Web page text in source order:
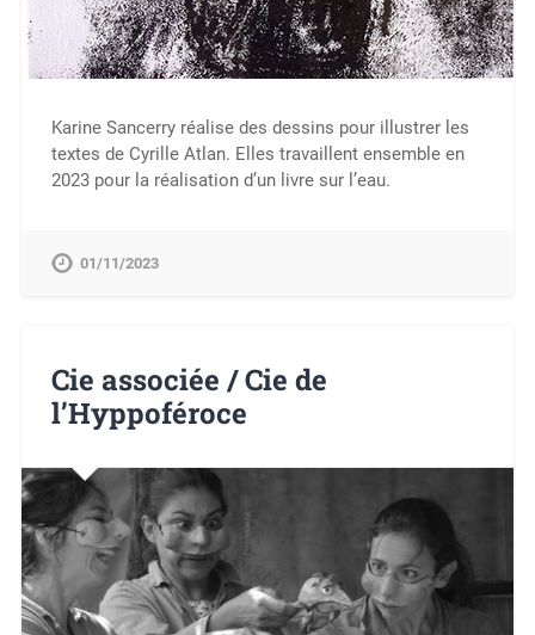
Karine Sancerry réalise des dessins pour illustrer les
textes de Cyrille Atlan. Elles travaillent ensemble en
2023 pour la réalisation d’un livre sur l’eau.
01/11/2023
Cie associée / Cie de
l’Hyppoféroce